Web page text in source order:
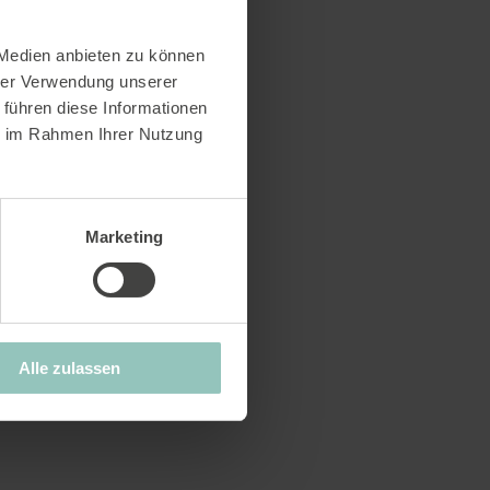
anbieten zu können
Verwendung unserer
diese Informationen
Rahmen Ihrer Nutzung
Marketing
Alle zulassen